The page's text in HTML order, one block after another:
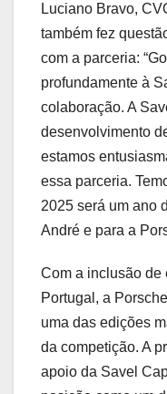
Luciano Bravo,
também fez
com a parceria:
profundamente à
colaboração. A
desenvolvimento
estamos
essa parceria.
2025 será um ano
André e para a
Com a inclusão de
Portugal, a
uma das edições
da competição. A
apoio da Savel